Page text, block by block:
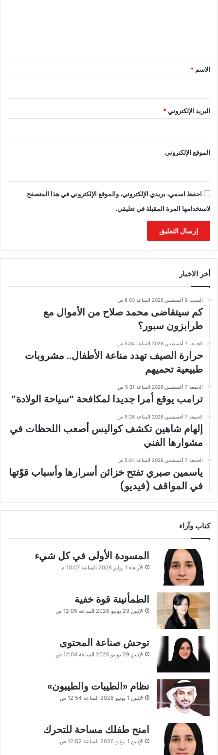
*
الاسم *
البريد الإلكتروني*
الموقع الإلكتروني
احفظ اسمي، بريدي الإلكتروني، والموقع الإلكتروني في هذا المتصفح
لاستخدامها المرة المقبلة في تعليقي.
أخر الاخبار
السبت 8 أغسطس 2026 الساعة 8:03 ص
كم سيتقاضى محمد صلاح من الأموال مع
طرابزون سبور؟
الجمعة 7 أغسطس 2026 الساعة 5:34 ص
حرارة الصيف تهدد مناعة الأطفال.. مشروبات
طبيعية تحميهم
الجمعة 7 أغسطس 2026 الساعة 5:31 ص
ترامب يوقع أمرا جديدا لمكافحة “سياحة الولادة”
الجمعة 7 أغسطس 2026 الساعة 5:26 ص
إلهام شاهين تكشف كواليس أصعب اللحظات في
مشوارها الفني
الجمعة 7 أغسطس 2026 الساعة 5:24 ص
ياسمين صبري تفتح خزائن أسرارها وأسباب قوّتها
في المواقف (فيديو)
كتاب وآراء
المسودة الأولى في كل شيء
الأربعاء 1 يوليو 2026 الساعة 10:07 م
الطمأنينة قوة خفية
الإثنين 29 يونيو 2026 الساعة 12:05 ص
توحش صناعة المحتوى
الإثنين 29 يونيو 2026 الساعة 12:04 ص
نظام «الطيبات والطيبون»
الإثنين 1 يونيو 2026 الساعة 12:54 ص
امنح طفلك مساحة للتحرك
الإثنين 1 يونيو 2026 الساعة 12:52 ص